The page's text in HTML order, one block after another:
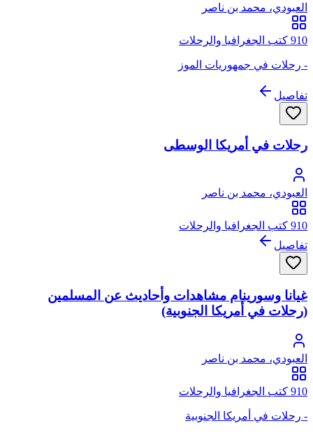
العبودي، محمد بن ناصر
910 كتب الجغرافيا والرحلات
- رحلات في جمهوريات الموز
تفاصيل
رحلات في أمريكا الوسطى
العبودي، محمد بن ناصر
910 كتب الجغرافيا والرحلات
تفاصيل
غيانا وسورينام مشاهدات وأحاديث عن المسلمين
(رحلات في أمريكا الجنوبية)
العبودي، محمد بن ناصر
910 كتب الجغرافيا والرحلات
- رحلات في أمريكا الجنوبية